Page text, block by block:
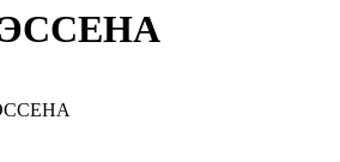
ЭССЕНА